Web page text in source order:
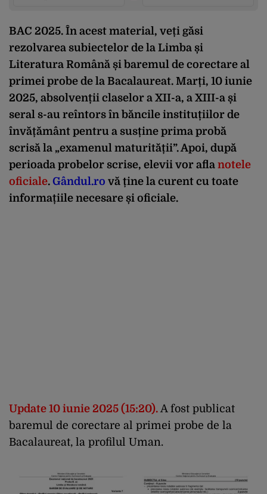
BAC 2025. În acest material, veți găsi
rezolvarea subiectelor de la Limba și
Literatura Română și baremul de corectare al
primei probe de la Bacalaureat. Marți, 10 iunie
2025, absolvenții claselor a XII-a, a XIII-a și
seral s-au reîntors în băncile instituțiilor de
învățământ pentru a susține prima probă
scrisă la „examenul maturității”. Apoi, după
perioada probelor scrise, elevii vor afla notele
oficiale. Gândul.ro vă ține la curent cu toate
informațiile necesare și oficiale.
Update 10 iunie 2025 (15:20). A fost publicat
baremul de corectare al primei probe de la
Bacalaureat, la profilul Uman.